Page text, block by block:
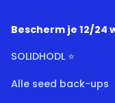
Bescherm je 12/24
SOLIDHODL ⭐
Alle seed back-ups